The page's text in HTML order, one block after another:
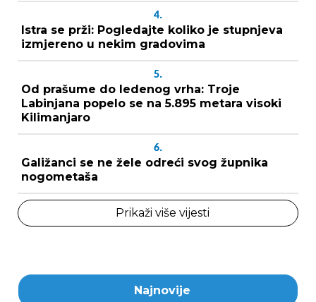
4.
Istra se prži: Pogledajte koliko je stupnjeva
izmjereno u nekim gradovima
5.
Od prašume do ledenog vrha: Troje
Labinjana popelo se na 5.895 metara visoki
Kilimanjaro
6.
Galižanci se ne žele odreći svog župnika
nogometaša
Prikaži više vijesti
Najnovije